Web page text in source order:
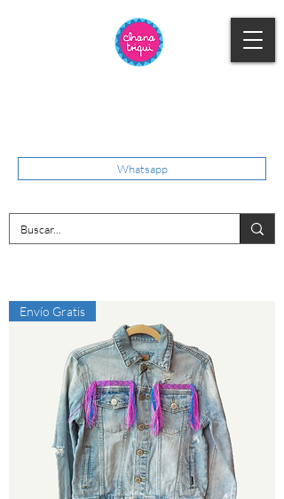
Whatsapp
Envío Gratis